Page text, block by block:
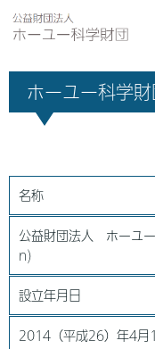
ホーユー科学
名称
公益財団法人 ホーユ
n)
設立年月日
2014（平成26）年4月